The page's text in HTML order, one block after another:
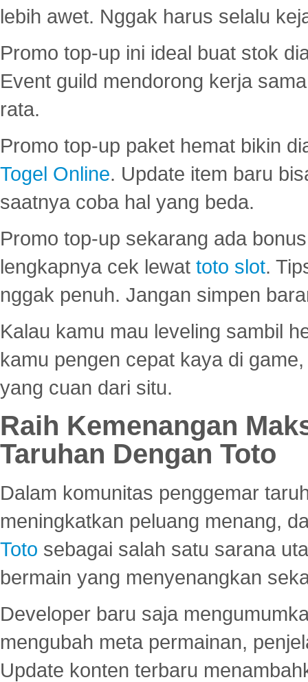
lebih awet. Nggak harus selalu
Promo top-up ini ideal buat stok
Event guild mendorong kerja
rata.
Promo top-up paket hemat bikin
Togel Online. Update item baru
saatnya coba hal yang beda.
Promo top-up sekarang ada
lengkapnya cek lewat toto slot.
nggak penuh. Jangan simpen
Kalau kamu mau leveling sambil
kamu pengen cepat kaya di
yang cuan dari situ.
Raih Kemenangan
Taruhan Dengan Toto
Dalam komunitas penggemar
meningkatkan peluang menang,
Toto sebagai salah satu sarana
bermain yang menyenangkan
Developer baru saja
mengubah meta permainan,
Update konten terbaru